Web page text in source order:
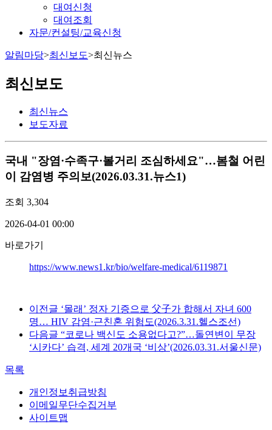
대여신청
대여조회
자문/컨설팅/교육신청
알림마당>최신보도>최신뉴스
최신보도
최신뉴스
보도자료
국내 "장염·수족구·볼거리 조심하세요"…봄철 어린
이 감염병 주의보(2026.03.31.뉴스1)
조회 3,304
2026-04-01 00:00
바로가기
https://www.news1.kr/bio/welfare-medical/6119871
이전글 ‘몰래’ 정자 기증으로 父子가 합해서 자녀 600
명… HIV 감염·근친혼 위험도(2026.3.31.헬스조선)
다음글 “코로나 백신도 소용없다고?”…돌연변이 무장
‘시카다’ 습격, 세계 20개국 ‘비상’(2026.03.31.서울신문)
목록
개인정보취급방침
이메일무단수집거부
사이트맵